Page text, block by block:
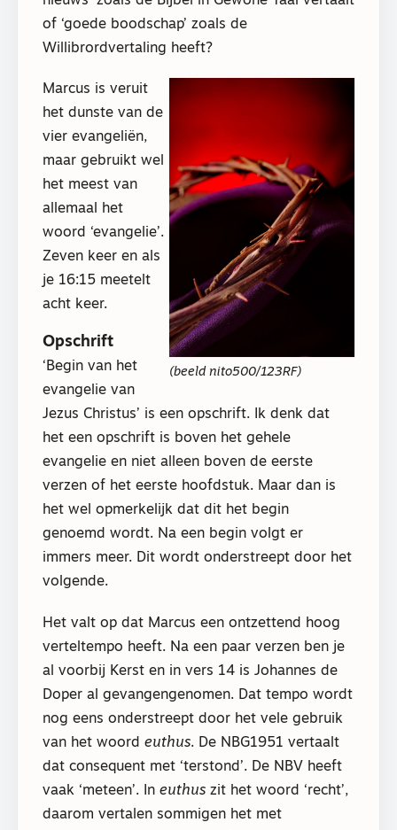
of ‘goede boodschap’ zoals de
Willibrordvertaling heeft?
(beeld nito500/123RF)
Marcus is veruit
het dunste van de
vier evangeliën,
maar gebruikt wel
het meest van
allemaal het
woord ‘evangelie’.
Zeven keer en als
je 16:15 meetelt
acht keer.
Opschrift
‘Begin van het
evangelie van
Jezus Christus’ is een opschrift. Ik denk dat
het een opschrift is boven het gehele
evangelie en niet alleen boven de eerste
verzen of het eerste hoofdstuk. Maar dan is
het wel opmerkelijk dat dit het begin
genoemd wordt. Na een begin volgt er
immers meer. Dit wordt onderstreept door het
volgende.
Het valt op dat Marcus een ontzettend hoog
verteltempo heeft. Na een paar verzen ben je
al voorbij Kerst en in vers 14 is Johannes de
Doper al gevangengenomen. Dat tempo wordt
nog eens onderstreept door het vele gebruik
van het woord euthus. De NBG1951 vertaalt
dat consequent met ‘terstond’. De NBV heeft
vaak ‘meteen’. In euthus zit het woord ‘recht’,
daarom vertalen sommigen het met